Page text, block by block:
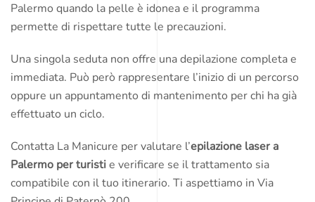
Palermo quando la pelle è idonea e il programma
permette di rispettare tutte le precauzioni.
Una singola seduta non offre una depilazione completa e
immediata. Può però rappresentare l’inizio di un percorso
oppure un appuntamento di mantenimento per chi ha già
effettuato un ciclo.
Contatta La Manicure per valutare l’epilazione laser a
Palermo per turistie verificare se il trattamento sia
compatibile con il tuo itinerario. Ti aspettiamo in Via